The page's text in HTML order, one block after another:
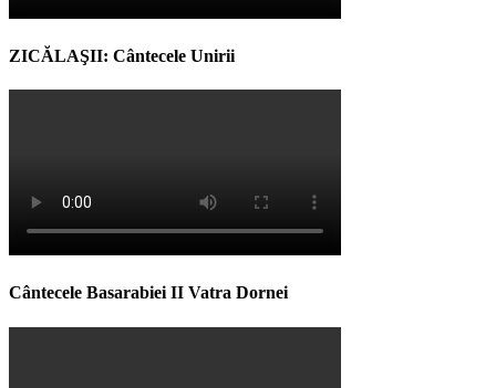
ZICĂLAŞII: Cântecele Unirii
Cântecele Basarabiei II Vatra Dornei